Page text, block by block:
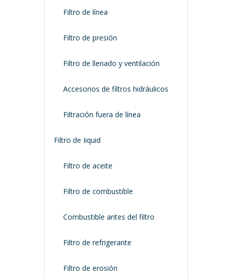
Filtro de línea
Filtro de presión
Filtro de llenado y ventilación
Accesorios de filtros hidráulicos
Filtración fuera de línea
Filtro de Iiquid
Filtro de aceite
Filtro de combustible
Combustible antes del filtro
Filtro de refrigerante
Filtro de erosión